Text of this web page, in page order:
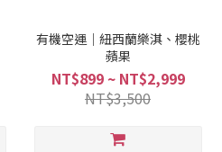
有機空運｜紐西蘭樂淇、櫻桃
蘋果
NT$899 ~ NT$2,999
NT$3,500